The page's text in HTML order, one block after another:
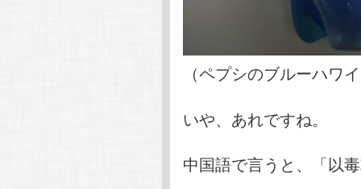
（ペプシのブルーハワ
いや、あれですね。
中国語で言うと、「以